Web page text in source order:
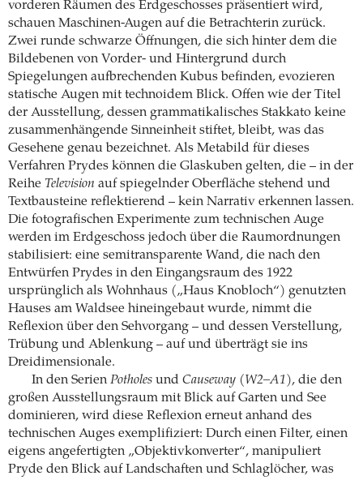
vorderen Räumen des Erdgeschosses präsentiert wird,
schauen Maschinen-Augen auf die Betrachterin zurück.
Zwei runde schwarze Öffnungen, die sich hinter dem die
Bildebenen von Vorder- und Hintergrund durch
Spiegelungen aufbrechenden Kubus befinden, evozieren
statische Augen mit technoidem Blick. Offen wie der Titel
der Ausstellung, dessen grammatikalisches Stakkato keine
zusammenhängende Sinneinheit stiftet, bleibt, was das
Gesehene genau bezeichnet. Als Metabild für dieses
Verfahren Prydes können die Glaskuben gelten, die – in der
Reihe Television auf spiegelnder Oberfläche stehend und
Textbausteine reflektierend – kein Narrativ erkennen lassen.
Die fotografischen Experimente zum technischen Auge
werden im Erdgeschoss jedoch über die Raumordnungen
stabilisiert: eine semitransparente Wand, die nach den
Entwürfen Prydes in den Eingangsraum des 1922
ursprünglich als Wohnhaus („Haus Knobloch“) genutzten
Hauses am Waldsee hineingebaut wurde, nimmt die
Reflexion über den Sehvorgang – und dessen Verstellung,
Trübung und Ablenkung – auf und überträgt sie ins
Dreidimensionale.
In den Serien Potholesund Causeway (W2–A1), die den
großen Ausstellungsraum mit Blick auf Garten und See
dominieren, wird diese Reflexion erneut anhand des
technischen Auges exemplifiziert: Durch einen Filter, einen
eigens angefertigten „Objektivkonverter“, manipuliert
Pryde den Blick auf Landschaften und Schlaglöcher, was